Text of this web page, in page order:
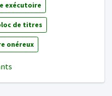
exécutoire
de titres
onéreux